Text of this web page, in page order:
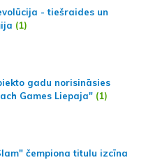
- tiešraides un
(1)
gadu norisināsies
Games Liepaja" (1)
čempiona titulu izcīna